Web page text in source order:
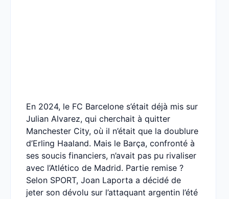
En 2024, le FC Barcelone s’était déjà mis sur
Julian Alvarez, qui cherchait à quitter
Manchester City, où il n’était que la doublure
d’Erling Haaland. Mais le Barça, confronté à
ses soucis financiers, n’avait pas pu rivaliser
avec l’Atlético de Madrid. Partie remise ?
Selon SPORT, Joan Laporta a décidé de
jeter son dévolu sur l’attaquant argentin l’été